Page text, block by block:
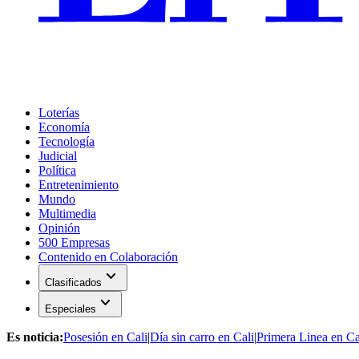
Loterías
Economía
Tecnología
Judicial
Política
Entretenimiento
Mundo
Multimedia
Opinión
500 Empresas
Contenido en Colaboración
Clasificados expand_more
Especiales expand_more
Es noticia:Posesión en Cali|Día sin carro en Cali|Primera Linea en